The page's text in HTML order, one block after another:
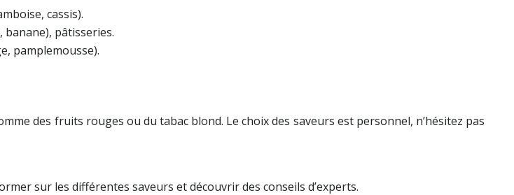
cassis).
pâtisseries.
pamplemousse).
des fruits rouges ou du tabac blond. Le choix des saveurs est personnel, n’hésitez pas
sur les différentes saveurs et découvrir des conseils d’experts.